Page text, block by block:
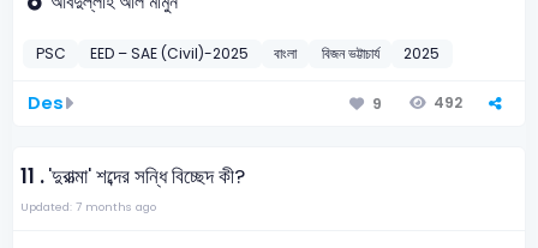
PSC EED – SAE (Civil)-2025 বাংলা বিজন ভট্টাচার্য 2025
Des 9 492
11 .'দুরাত্মা' শব্দের সন্ধি বিচ্ছেদ কী?
Updated: 7 months ago